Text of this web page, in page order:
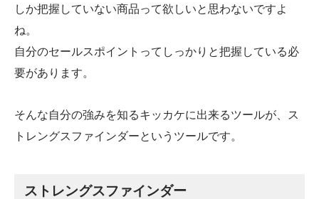
しか把握していない商品って欲しいと思わないですよ
ね。
自分のセールスポイントってしっかりと把握している必
要があります。
そんな自分の強みを知るキッカケに出来るツールが、ス
トレングスファインダーというツールです。
ストレングスファインダー